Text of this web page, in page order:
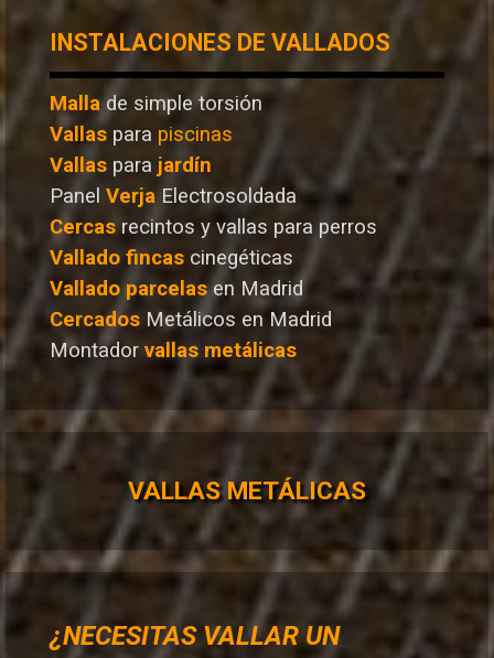
INSTALACIONES DE VALLADOS
Mallade simple torsión
Vallas para piscinas
Vallas para jardín
Panel Verja Electrosoldada
Cercas recintos y vallas para perros
Vallado fincas cinegéticas
Vallado parcelasen Madrid
Cercados Metálicos en Madrid
Montador vallas metálicas
VALLAS METÁLICAS
¿NECESITAS VALLAR UN